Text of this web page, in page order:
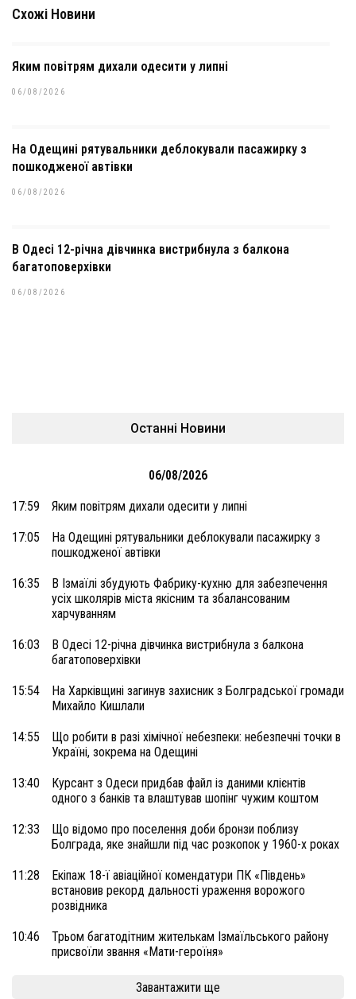
Схожі Новини
Яким повітрям дихали одесити у липні
06/08/2026
На Одещині рятувальники деблокували пасажирку з
пошкодженої автівки
06/08/2026
В Одесі 12-річна дівчинка вистрибнула з балкона
багатоповерхівки
06/08/2026
Останні Новини
06/08/2026
17:59 Яким повітрям дихали одесити у липні
17:05
На Одещині рятувальники деблокували пасажирку з
пошкодженої автівки
16:35
В Ізмаїлі збудують Фабрику-кухню для забезпечення
усіх школярів міста якісним та збалансованим
харчуванням
16:03
В Одесі 12-річна дівчинка вистрибнула з балкона
багатоповерхівки
15:54
На Харківщині загинув захисник з Болградської громади
Михайло Кишлали
14:55
Що робити в разі хімічної небезпеки: небезпечні точки в
Україні, зокрема на Одещині
13:40
Курсант з Одеси придбав файл із даними клієнтів
одного з банків та влаштував шопінг чужим коштом
12:33
Що відомо про поселення доби бронзи поблизу
Болграда, яке знайшли під час розкопок у 1960-х роках
11:28
Екіпаж 18-ї авіаційної комендатури ПК «Південь»
встановив рекорд дальності ураження ворожого
розвідника
10:46
Трьом багатодітним жителькам Ізмаїльського району
присвоїли звання «Мати-героїня»
Завантажити ще